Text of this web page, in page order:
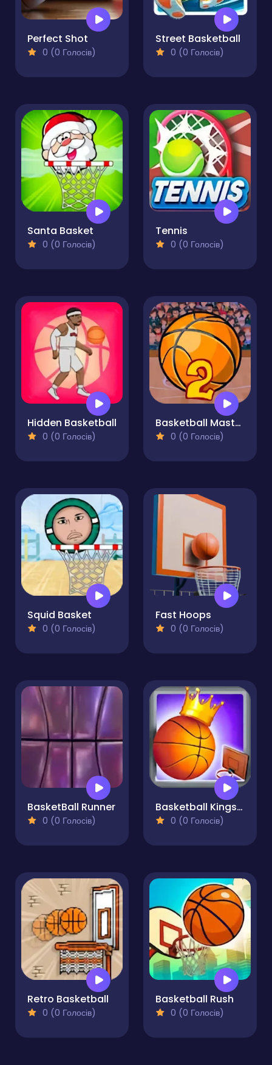
Perfect Shot
0 (0 Голосів)
Street Basketball
0 (0 Голосів)
Santa Basket
0 (0 Голосів)
Tennis
0 (0 Голосів)
Hidden Basketball
0 (0 Голосів)
Basketball Master 2
0 (0 Голосів)
Squid Basket
0 (0 Голосів)
Fast Hoops
0 (0 Голосів)
BasketBall Runner
0 (0 Голосів)
Basketball Kings 2022
0 (0 Голосів)
Retro Basketball
0 (0 Голосів)
Basketball Rush
0 (0 Голосів)